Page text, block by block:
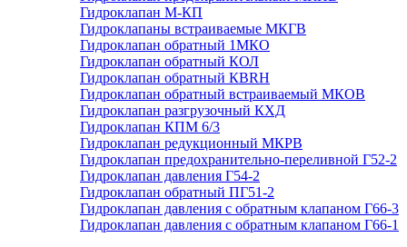
Гидроклапан М-КП
Гидроклапаны встраиваемые МКГВ
Гидроклапан обратный 1МКО
Гидроклапан обратный КОЛ
Гидроклапан обратный КВRН
Гидроклапан обратный встраиваемый МКОВ
Гидроклапан разгрузочный КХД
Гидроклапан КПМ 6/3
Гидроклапан редукционный МКРВ
Гидроклапан предохранительно-переливной Г52-2
Гидроклапан давления Г54-2
Гидроклапан обратный ПГ51-2
Гидроклапан давления с обратным клапаном Г66-3
Гидроклапан давления с обратным клапаном Г66-1